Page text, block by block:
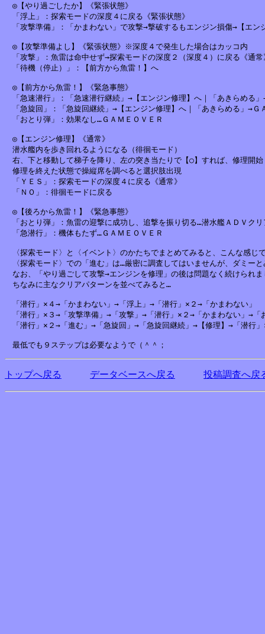
◎【やり過ごしたか】《緊張状態》
「浮上」：探索モードの深度４に戻る《緊張状態》
「攻撃準備」：「かまわない」で攻撃→撃破するもエンジン損傷→【エン
◎【攻撃準備よし】《緊張状態》※深度４で発生した場合はカッコ内
「攻撃」：魚雷は命中せず→探索モードの深度２（深度４）に戻る《通常
「待機（停止）」：【前方から魚雷！】へ
◎【前方から魚雷！】《緊急事態》
「急速潜行」：「急速潜行継続」→【エンジン修理】へ｜「あきらめる
「急旋回」：「急旋回継続」→【エンジン修理】へ｜「あきらめる」→Ｇ
「おとり弾」：効果なし…ＧＡＭＥＯＶＥＲ
◎【エンジン修理】《通常》
潜水艦内を歩き回れるようになる（徘徊モード）
右、下と移動して梯子を降り、左の突き当たりで【○】すれば、修理開始
修理を終えた状態で操縦席を調べると選択肢出現
「ＹＥＳ」：探索モードの深度４に戻る《通常》
「ＮＯ」：徘徊モードに戻る
◎【後ろから魚雷！】《緊急事態》
「おとり弾」：魚雷の迎撃に成功し、追撃を振り切る…潜水艦ＡＤＶクリ
「急潜行」：機体もたず…ＧＡＭＥＯＶＥＲ
〈探索モード〉と〈イベント〉のかたちでまとめてみると、こんな感じ
〈探索モード〉での「進む」は…厳密に調査してはいませんが、ダミー
なお、「やり過ごして攻撃→エンジンを修理」の後は問題なく続けられま
ちなみに主なクリアパターンを並べてみると…
「潜行」×４→「かまわない」→「浮上」→「潜行」×２→「かまわない」
「潜行」×３→「攻撃準備」→「攻撃」→「潜行」×２→「かまわない」→「
「潜行」×２→「進む」→「急旋回」→「急旋回継続」→【修理】→「潜行
トップへ戻る データベースへ戻る 投稿調査へ戻